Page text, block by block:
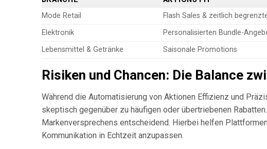
Mode Retail
Flash Sales & zeitlich
Elektronik
Personalisierten Bundle-
Lebensmittel & Getränke
Saisonale Promotions
Risiken und Chancen: Die Balance
Während die Automatisierung von Aktionen Effizienz und
skeptisch gegenüber zu häufigen oder übertriebenen
Markenversprechens entscheidend. Hierbei helfen
Kommunikation in Echtzeit anzupassen.